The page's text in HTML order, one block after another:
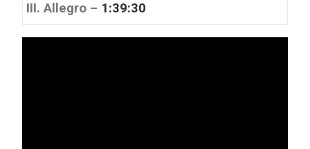
III. Allegro – 1:39:30